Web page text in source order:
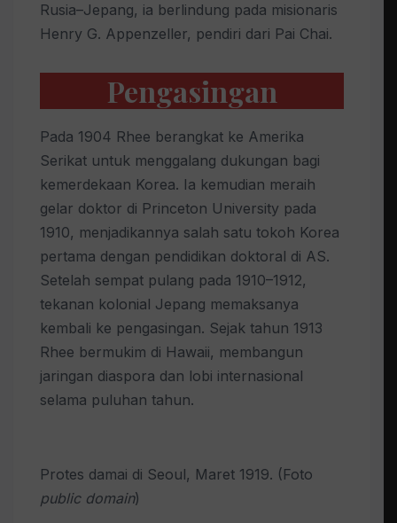
Rusia–Jepang, ia berlindung pada misionaris
Henry G. Appenzeller, pendiri dari Pai Chai.
Pengasingan
Pada 1904 Rhee berangkat ke Amerika
Serikat untuk menggalang dukungan bagi
kemerdekaan Korea. Ia kemudian meraih
gelar doktor di Princeton University pada
1910, menjadikannya salah satu tokoh Korea
pertama dengan pendidikan doktoral di AS.
Setelah sempat pulang pada 1910–1912,
tekanan kolonial Jepang memaksanya
kembali ke pengasingan. Sejak tahun 1913
Rhee bermukim di Hawaii, membangun
jaringan diaspora dan lobi internasional
selama puluhan tahun.
Protes damai di Seoul, Maret 1919. (Foto
public domain)